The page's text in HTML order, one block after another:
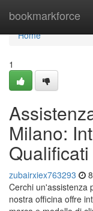
bookmarkforce
Home
Home
1
Milano:
Qualificati
zubairxiex763293
Cerchi un'assistenza
nostra officina offre